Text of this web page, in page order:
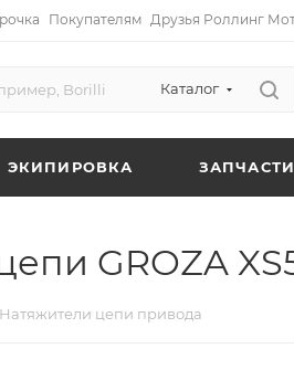
Покупателям Друзья Роллинг
Каталог
ЭКИПИРОВКА ЗАПЧАСТИ
GROZA
Натяжители цепи привода